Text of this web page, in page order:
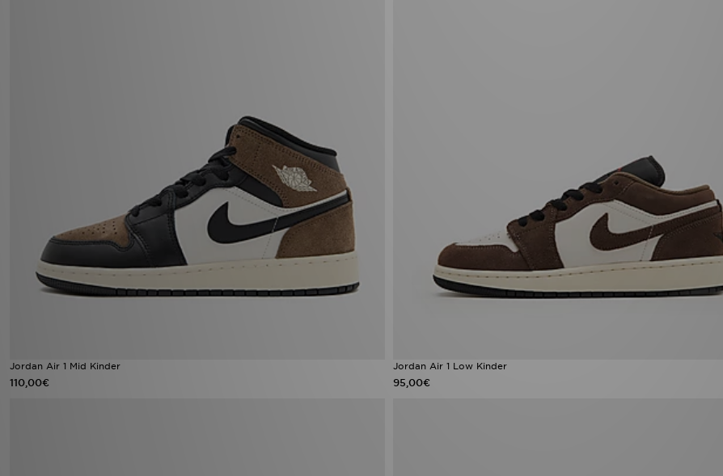
Jordan Air 1 Mid Kinder
110,00€
Jordan Air 1 Low Kinder
95,00€